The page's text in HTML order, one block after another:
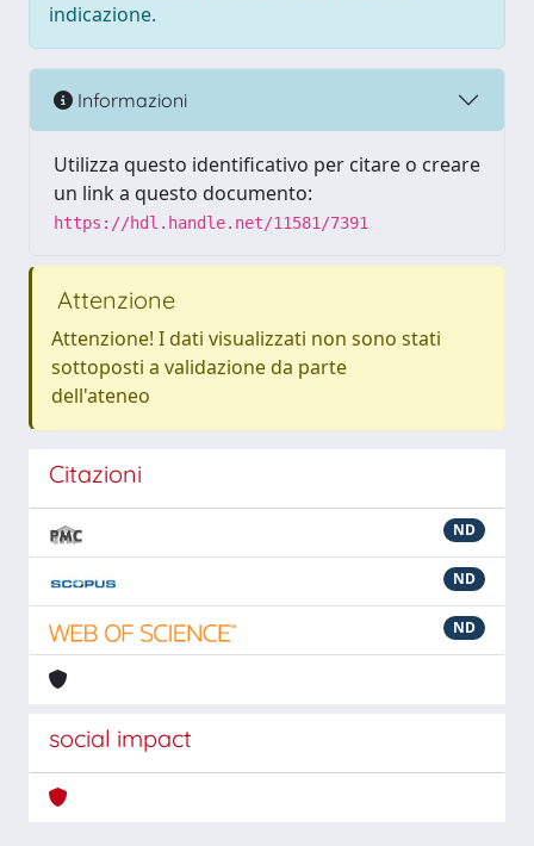
indicazione.
Informazioni
Utilizza questo identificativo per citare o creare
un link a questo documento:
https://hdl.handle.net/11581/7391
Attenzione
Attenzione! I dati visualizzati non sono stati
sottoposti a validazione da parte
dell'ateneo
Citazioni
ND
ND
ND
social impact